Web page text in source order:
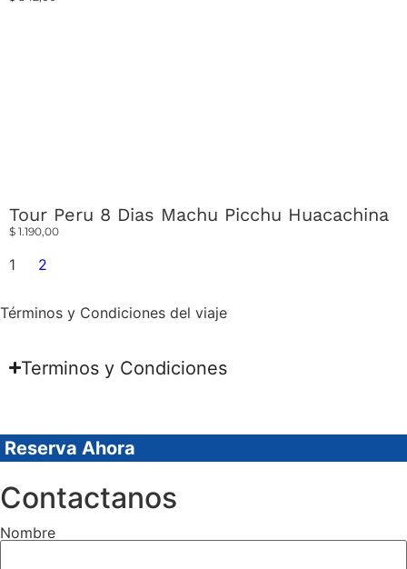
Tour Peru 8 Dias Machu Picchu Huacachina
$ 1.190,00
1 2
Términos y Condiciones del viaje
Terminos y Condiciones
Reserva Ahora
Contactanos
Nombre